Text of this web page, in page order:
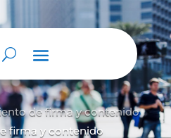
de firma y contenido
firma y contenido